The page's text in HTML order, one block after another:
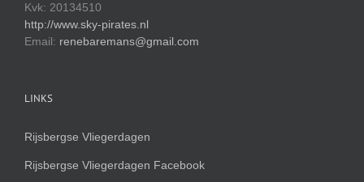
Kvk: 20134510
http://www.sky-pirates.nl
Email: renebaremans@gmail.com
LINKS
Rijsbergse Vliegerdagen
Rijsbergse Vliegerdagen Facebook